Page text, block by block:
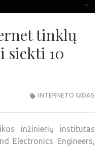
tinklų
siekti 10
INTERNETO GIDAS
inžinierių institutas
Electronics Engineers,